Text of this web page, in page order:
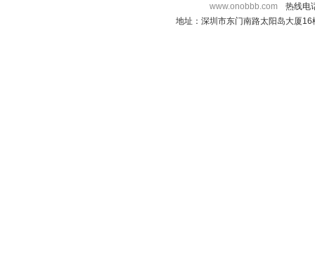
www.onobbb.com
热线电
地址：深圳市东门南路太阳岛大厦